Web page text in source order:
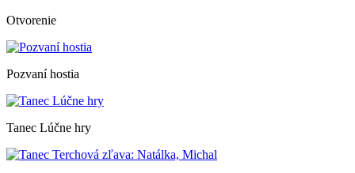
Otvorenie
Pozvaní hostia
Tanec Lúčne hry